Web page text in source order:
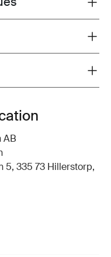
AB
5, 335 73 Hillerstorp,